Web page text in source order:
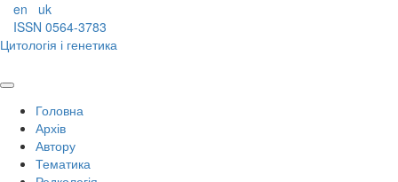
en
uk
ISSN 0564-3783
Цитологія і генетика
Головна
Архів
Автору
Тематика